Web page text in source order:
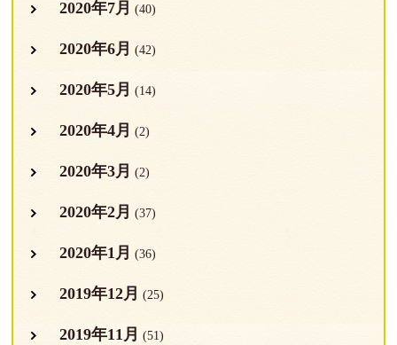
2020年7月 (40)
2020年6月 (42)
2020年5月 (14)
2020年4月 (2)
2020年3月 (2)
2020年2月 (37)
2020年1月 (36)
2019年12月 (25)
2019年11月 (51)